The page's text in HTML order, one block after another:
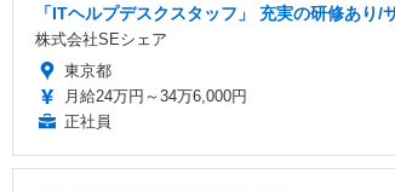
「ITヘルプデスクスタッフ」 充実の研修あり/
株式会社SEシェア
東京都
月給24万円～34万6,000円
正社員